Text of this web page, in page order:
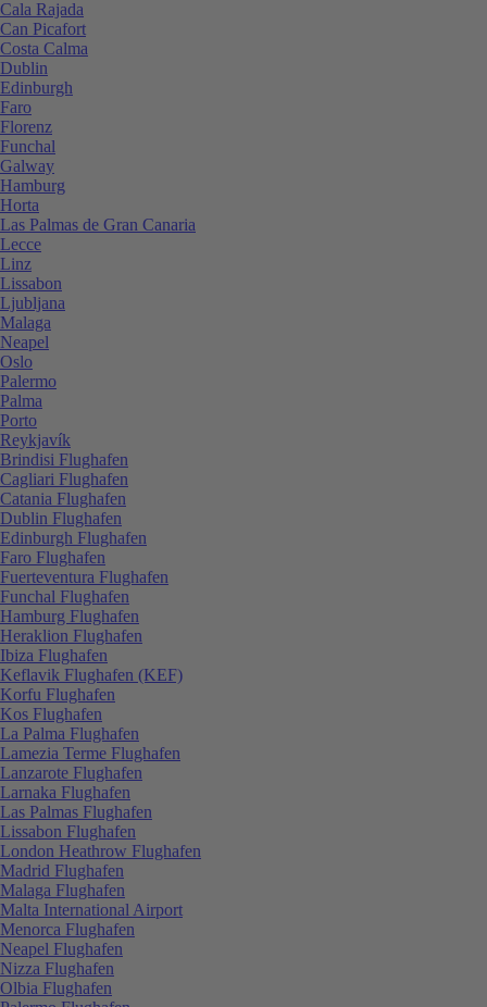
Cala Rajada
Can Picafort
Costa Calma
Dublin
Edinburgh
Faro
Florenz
Funchal
Galway
Hamburg
Horta
Las Palmas de Gran Canaria
Lecce
Linz
Lissabon
Ljubljana
Malaga
Neapel
Oslo
Palermo
Palma
Porto
Reykjavík
Brindisi Flughafen
Cagliari Flughafen
Catania Flughafen
Dublin Flughafen
Edinburgh Flughafen
Faro Flughafen
Fuerteventura Flughafen
Funchal Flughafen
Hamburg Flughafen
Heraklion Flughafen
Ibiza Flughafen
Keflavik Flughafen (KEF)
Korfu Flughafen
Kos Flughafen
La Palma Flughafen
Lamezia Terme Flughafen
Lanzarote Flughafen
Larnaka Flughafen
Las Palmas Flughafen
Lissabon Flughafen
London Heathrow Flughafen
Madrid Flughafen
Malaga Flughafen
Malta International Airport
Menorca Flughafen
Neapel Flughafen
Nizza Flughafen
Olbia Flughafen